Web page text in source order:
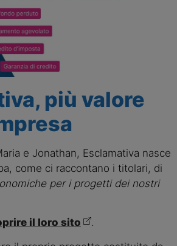
più valore
e Jonathan, Esclamativa nasce
come ci raccontano i titolari, di
per i progetti dei nostri
il loro sito
.